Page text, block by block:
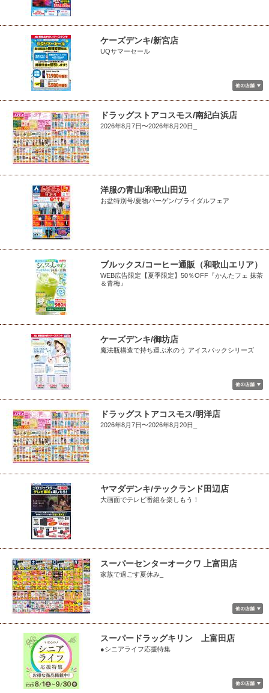
ケーズデンキ/新宮店
UQサマーセール
ドラッグストアコスモス/南紀白浜店
2026年8月7日〜2026年8月20日_
洋服の青山/和歌山田辺
お盆特別号/夏物バーゲン/ブライダルフェア
ブルックス/コーヒー通販（和歌山エリア）
WEB広告限定【夏季限定】50％OFF『かんたフェ 抹茶
＆青梅』
ケーズデンキ/御坊店
魔法瓶構造で持ち運ぶ氷のう アイスパックシリーズ
ドラッグストアコスモス/明洋店
2026年8月7日〜2026年8月20日_
ヤマダデンキ/テックランド田辺店
大画面でテレビ番組を楽しもう！
スーパーセンターオークワ 上富田店
家族で過ごす夏休み_
スーパードラッグキリン 上富田店
●シニアライフ応援特集